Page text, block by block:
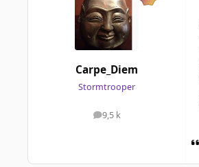
Carpe_Diem
Stormtrooper
9,5 k
messages